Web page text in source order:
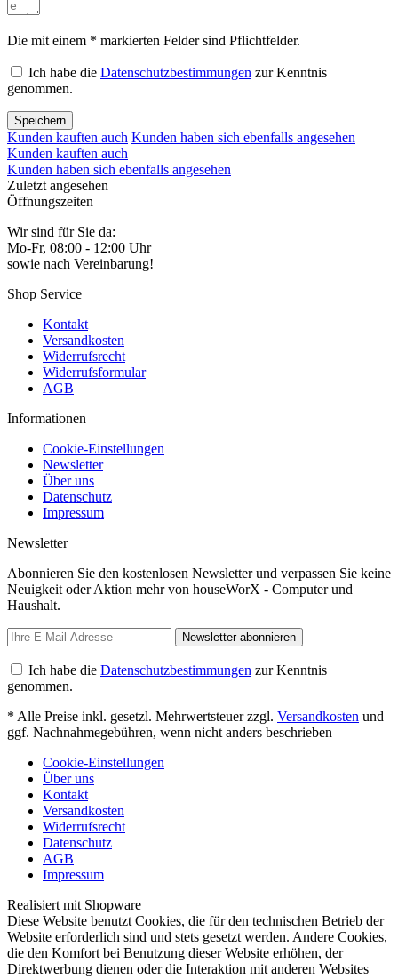
Die mit einem * markierten Felder sind Pflichtfelder.
Ich habe die Datenschutzbestimmungen zur Kenntnis
genommen.
Speichern
Kunden kauften auch Kunden haben sich ebenfalls angesehen
Kunden kauften auch
Kunden haben sich ebenfalls angesehen
Zuletzt angesehen
Öffnungszeiten
Wir sind für Sie da:
Mo-Fr, 08:00 - 12:00 Uhr
sowie nach Vereinbarung!
Shop Service
Kontakt
Versandkosten
Widerrufsrecht
Widerrufsformular
AGB
Informationen
Cookie-Einstellungen
Newsletter
Über uns
Datenschutz
Impressum
Newsletter
Abonnieren Sie den kostenlosen Newsletter und verpassen Sie keine
Neuigkeit oder Aktion mehr von houseWorX - Computer und
Haushalt.
Newsletter abonnieren
Ich habe die Datenschutzbestimmungen zur Kenntnis
genommen.
* Alle Preise inkl. gesetzl. Mehrwertsteuer zzgl. Versandkosten und
ggf. Nachnahmegebühren, wenn nicht anders beschrieben
Cookie-Einstellungen
Über uns
Kontakt
Versandkosten
Widerrufsrecht
Datenschutz
AGB
Impressum
Realisiert mit Shopware
Diese Website benutzt Cookies, die für den technischen Betrieb der
Website erforderlich sind und stets gesetzt werden. Andere Cookies,
die den Komfort bei Benutzung dieser Website erhöhen, der
Direktwerbung dienen oder die Interaktion mit anderen Websites